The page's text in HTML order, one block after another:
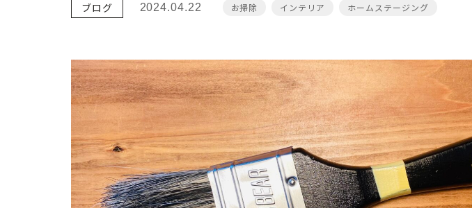
ブログ 2024.04.22 お掃除 インテリア ホームステージング